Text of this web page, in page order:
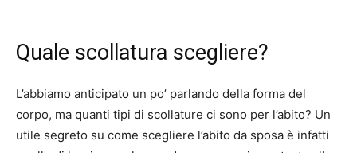
Quale scollatura scegliere?
L’abbiamo anticipato un po’ parlando della forma del
corpo, ma quanti tipi di scollature ci sono per l’abito? Un
utile segreto su come scegliere l’abito da sposa è infatti